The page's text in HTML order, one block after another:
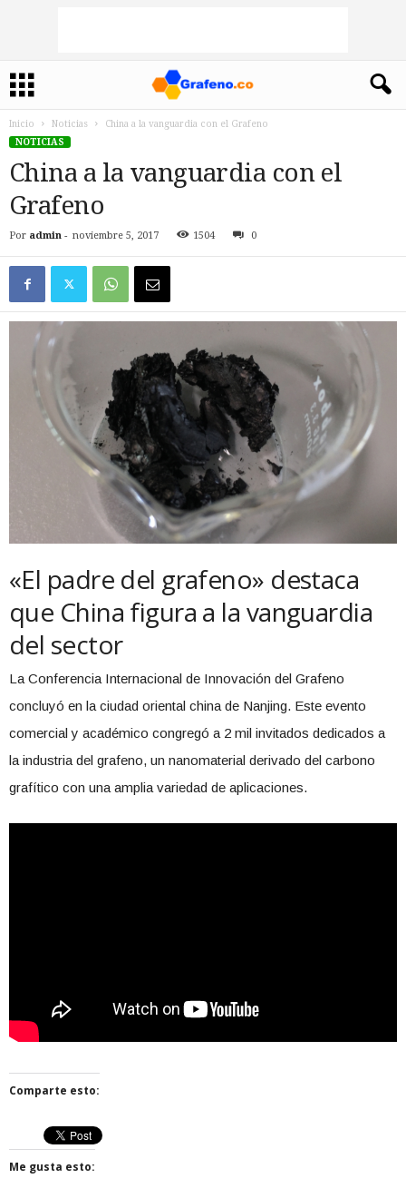
Inicio Noticias
China a la vanguardia con el Grafeno
NOTICIAS
China a la vanguardia con el
Grafeno
Por admin - noviembre 5, 2017 1504 0
«El padre del grafeno» destaca
que China figura a la vanguardia
del sector
La Conferencia Internacional de Innovación del Grafeno
concluyó en la ciudad oriental china de Nanjing. Este evento
comercial y académico congregó a 2 mil invitados dedicados a
la industria del grafeno, un nanomaterial derivado del carbono
grafítico con una amplia variedad de aplicaciones.
Comparte esto:
Me gusta esto: